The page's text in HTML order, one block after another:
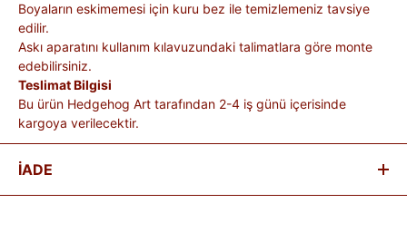
Boyaların eskimemesi için kuru bez ile temizlemeniz tavsiye
edilir.
Askı aparatını kullanım kılavuzundaki talimatlara göre monte
edebilirsiniz.
Teslimat Bilgisi
Bu ürün Hedgehog Art tarafından 2-4 iş günü içerisinde
kargoya verilecektir.
İADE